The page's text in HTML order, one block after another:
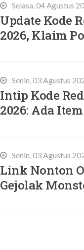
Selasa, 04 Agustus
Update Kode
2026, Klaim
Senin, 03 Agustus
Intip Kode
2026: Ada
Senin, 03 Agustus
Link Nonton
Gejolak